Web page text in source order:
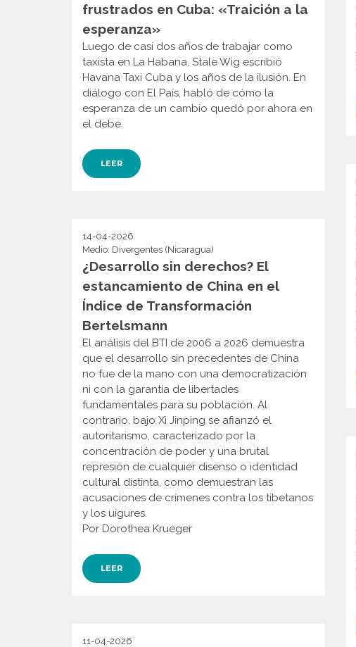
frustrados en Cuba: «Traición a la
esperanza»
Luego de casi dos años de trabajar como
taxista en La Habana, Stale Wig escribió
Havana Taxi Cuba y los años de la ilusión. En
diálogo con El País, habló de cómo la
esperanza de un cambio quedó por ahora en
el debe.
LEER
14-04-2026
Medio: Divergentes (Nicaragua)
¿Desarrollo sin derechos? El
estancamiento de China en el
Índice de Transformación
Bertelsmann
El análisis del BTI de 2006 a 2026 demuestra
que el desarrollo sin precedentes de China
no fue de la mano con una democratización
ni con la garantía de libertades
fundamentales para su población. Al
contrario, bajo Xi Jinping se afianzó el
autoritarismo, caracterizado por la
concentración de poder y una brutal
represión de cualquier disenso o identidad
cultural distinta, como demuestran las
acusaciones de crímenes contra los tibetanos
y los uigures.
Por Dorothea Krueger
LEER
11-04-2026